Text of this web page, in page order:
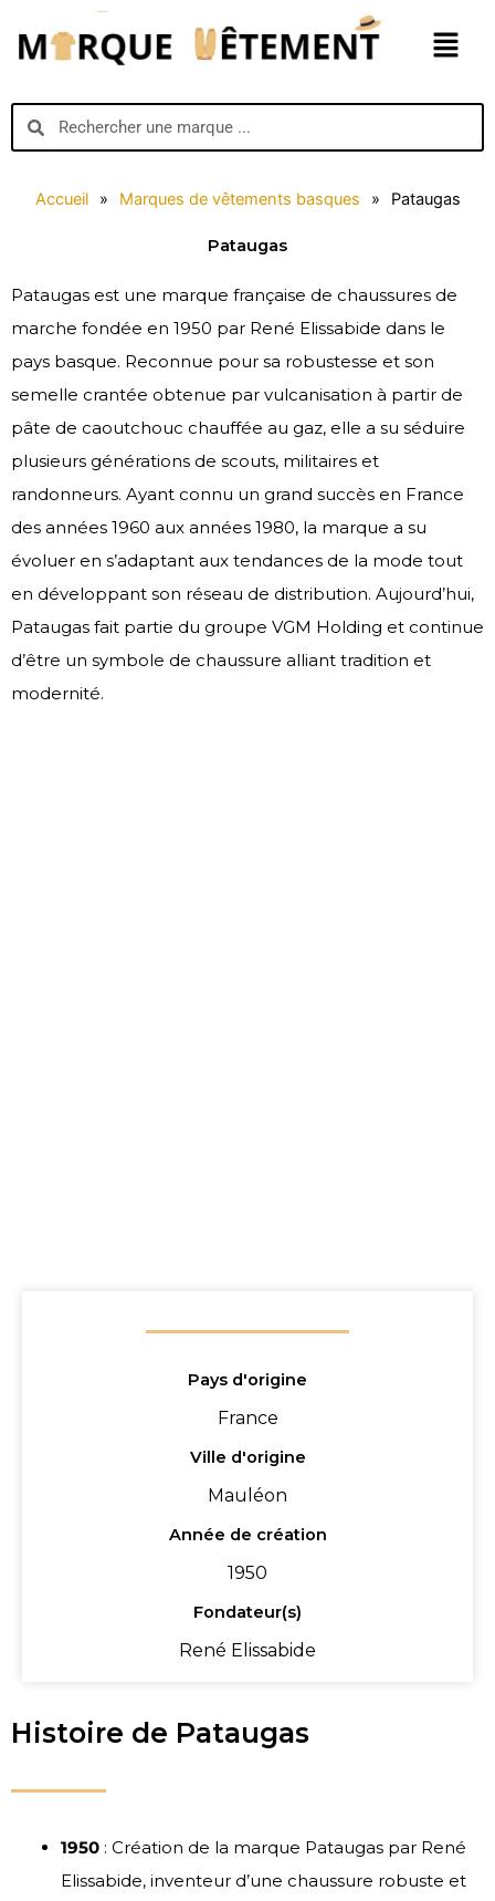
contenu
Menu
SearchSearch
Accueil » Marques de vêtements basques » Pataugas
Pataugas
Pataugas est une marque française de chaussures de
marche fondée en 1950 par René Elissabide dans le
pays basque. Reconnue pour sa robustesse et son
semelle crantée obtenue par vulcanisation à partir de
pâte de caoutchouc chauffée au gaz, elle a su séduire
plusieurs générations de scouts, militaires et
randonneurs. Ayant connu un grand succès en France
des années 1960 aux années 1980, la marque a su
évoluer en s’adaptant aux tendances de la mode tout
en développant son réseau de distribution. Aujourd’hui,
Pataugas fait partie du groupe VGM Holding et continue
d’être un symbole de chaussure alliant tradition et
modernité.
Pays d'origine
France
Ville d'origine
Mauléon
Année de création
1950
Fondateur(s)
René Elissabide
Histoire de Pataugas
1950 : Création de la marque Pataugas par René
Elissabide, inventeur d’une chaussure robuste et